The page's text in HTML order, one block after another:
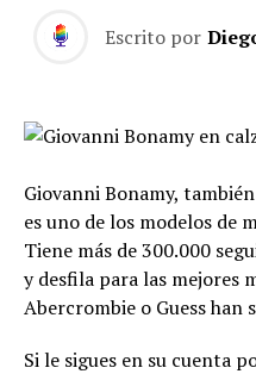
Escrito por
Giovanni Bonamy,
es uno de los modelos de
Tiene más de 300.000
y desfila para las mejores
Abercrombie o Guess han
Si le sigues en su cuenta